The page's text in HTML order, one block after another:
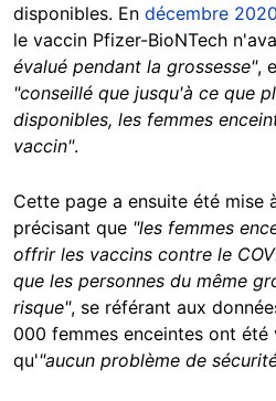
disponibles. En décembre 2020
le vaccin Pfizer-BioNTech
évalué pendant la grossesse",
"conseillé que jusqu'à ce que
disponibles, les femmes
vaccin".
Cette page a ensuite été mise
précisant que "les femmes
offrir les vaccins contre le
que les personnes du même
risque", se référant aux
000 femmes enceintes ont été
qu'"aucun problème de